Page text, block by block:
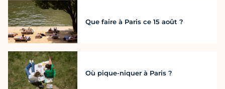
Que faire à Paris ce 15 août ?
Où pique-niquer à Paris ?